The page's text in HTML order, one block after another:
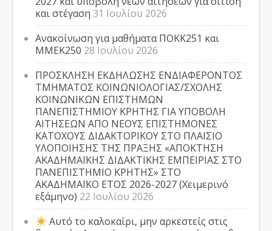
και στέγαση 31 Ιουλίου 2026
Ανακοίνωση για μαθήματα ΠΟΚΚ251 και
ΜΜΕΚ250 28 Ιουλίου 2026
ΠΡΟΣΚΛΗΣΗ ΕΚΔΗΛΩΣΗΣ ΕΝΔΙΑΦΕΡΟΝΤΟΣ
ΤΜΗΜΑΤΟΣ ΚΟΙΝΩΝΙΟΛΟΓΙΑΣ/ΣΧΟΛΗΣ
ΚΟΙΝΩΝΙΚΩΝ ΕΠΙΣΤΗΜΩΝ
ΠΑΝΕΠΙΣΤΗΜΙΟΥ ΚΡΗΤΗΣ ΓΙΑ ΥΠΟΒΟΛΗ
ΑΙΤΗΣΕΩΝ ΑΠΟ ΝΕΟΥΣ ΕΠΙΣΤΗΜΟΝΕΣ
ΚΑΤΟΧΟΥΣ ΔΙΔΑΚΤΟΡΙΚΟΥ ΣΤΟ ΠΛΑΙΣΙΟ
ΥΛΟΠΟΙΗΣΗΣ ΤΗΣ ΠΡΑΞΗΣ «ΑΠΟΚΤΗΣΗ
ΑΚΑΔΗΜΑΪΚΗΣ ΔΙΔΑΚΤΙΚΗΣ ΕΜΠΕΙΡΙΑΣ ΣΤΟ
ΠΑΝΕΠΙΣΤΗΜΙΟ ΚΡΗΤΗΣ» ΣΤΟ
ΑΚΑΔΗΜΑΪΚΟ ΕΤΟΣ 2026-2027 (Χειμερινό
εξάμηνο) 22 Ιουλίου 2026
Αυτό το καλοκαίρι, μην αρκεστείς στις